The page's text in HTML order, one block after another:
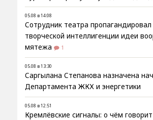
05.08 в 14:08
Сотрудник театра
творческой интеллигенции идеи
мятежа
1
05.08 в 13:30
Саргылана Степанова назначена
Департамента ЖКХ и энергетики
05.08 в 12:51
Кремлёвские сигналы: о чём